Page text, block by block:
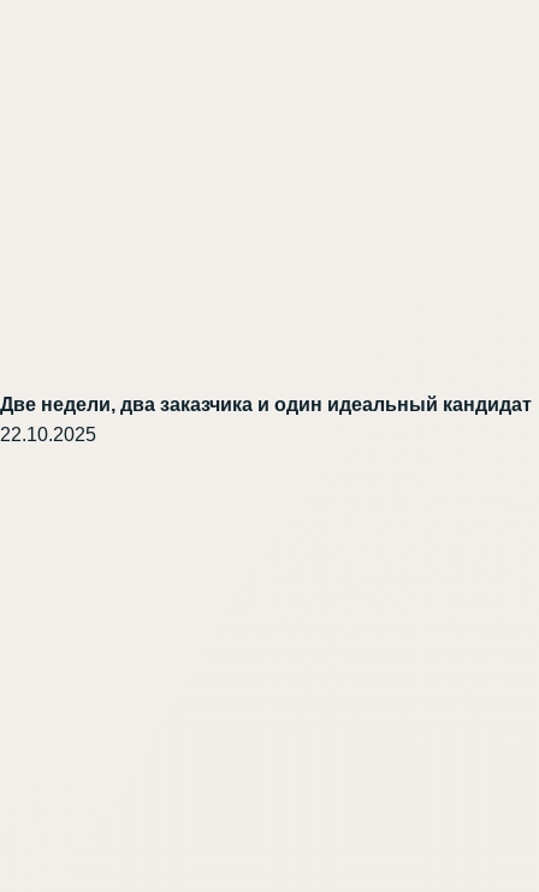
Две недели, два заказчика и один идеальный кандидат
22.10.2025